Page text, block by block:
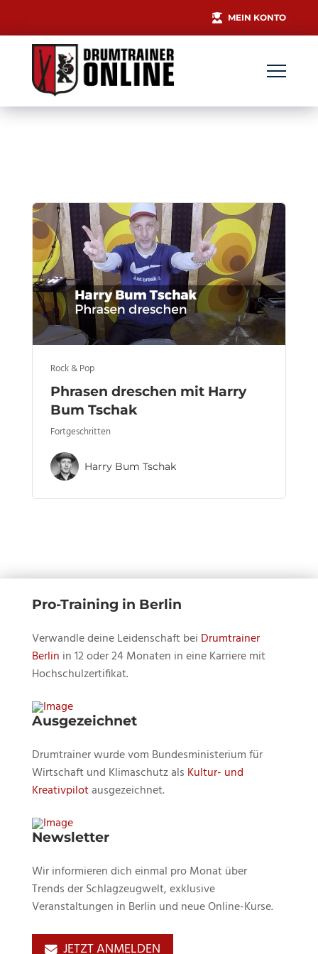
MEIN KONTO
Rock & Pop
Phrasen dreschen mit Harry
Bum Tschak
Fortgeschritten
Harry Bum Tschak
Pro-Training in Berlin
Verwandle deine Leidenschaft bei Drumtrainer
Berlin in 12 oder 24 Monaten in eine Karriere mit
Hochschulzertifikat.
Ausgezeichnet
Drumtrainer wurde vom Bundesministerium für
Wirtschaft und Klimaschutz als Kultur- und
Kreativpilotausgezeichnet.
Newsletter
Wir informieren dich einmal pro Monat über
Trends der Schlagzeugwelt, exklusive
Veranstaltungen in Berlin und neue Online-Kurse.
JETZT ANMELDEN